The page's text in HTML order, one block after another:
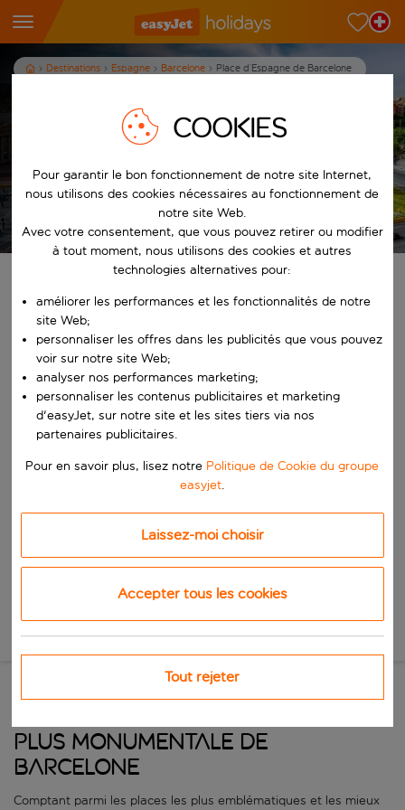
Destinations Espagne Barcelone Place d’Espagne de Barcelone
Visitez la place d’Espagne de
Barcelone
nuitsdèsp.p.
Les conditions générales s’appliquent
Commencez à taper pour la saisie automatique. Lorsque les
À partir de
Commencez à taper pour la saisie automatique. Lorsque les
Choisissez vos dates
Qui
Rechercher
Nouvelle recherche
PLUS MONUMENTALE DE
BARCELONE
Comptant parmi les places les plus emblématiques et les mieux
COOKIES
Pour garantir le bon fonctionnement de notre site Internet,
nous utilisons des cookies nécessaires au fonctionnement de
notre site Web.
Avec votre consentement, que vous pouvez retirer ou modifier
à tout moment, nous utilisons des cookies et autres
technologies alternatives pour:
améliorer les performances et les fonctionnalités de notre
site Web;
personnaliser les offres dans les publicités que vous pouvez
voir sur notre site Web;
analyser nos performances marketing;
personnaliser les contenus publicitaires et marketing
d'easyJet, sur notre site et les sites tiers via nos
partenaires publicitaires.
Pour en savoir plus, lisez notre Politique de Cookie du groupe
easyjet.
Laissez-moi choisir
Accepter tous les cookies
Tout rejeter